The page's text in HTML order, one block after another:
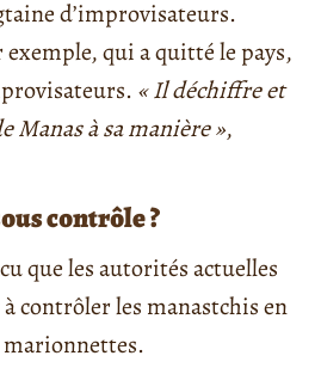
d’improvisateurs.
exemple, qui a quitté le pays,
« Il déchiffre et
Manas à sa manière »,
contrôle ?
que les autorités actuelles
contrôler les manastchis en